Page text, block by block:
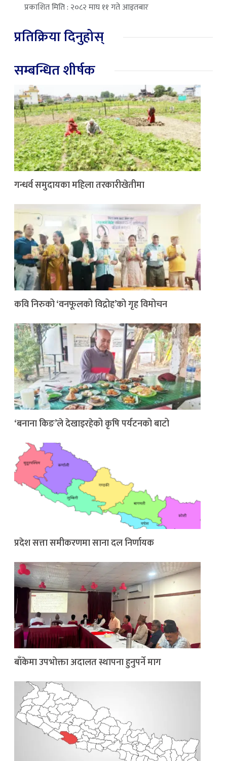
प्रकाशित मिति : २०८२ माघ ११ गते आइतबार
प्रतिक्रिया दिनुहोस्
सम्बन्धित शीर्षक
गन्धर्व समुदायका महिला तरकारीखेतीमा
कवि निरुको ‘वनफूलको विद्रोह’को गृह विमोचन
‘बनाना किङ’ले देखाइरहेको कृषि पर्यटनको बाटो
प्रदेश सत्ता समीकरणमा साना दल निर्णायक
बाँकेमा उपभोक्ता अदालत स्थापना हुनुपर्ने माग